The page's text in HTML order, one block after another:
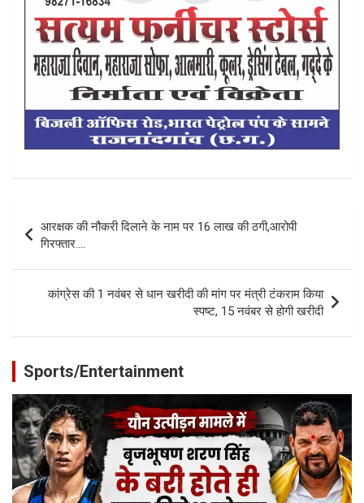
navigation
आरक्षक की नौकरी दिलाने के नाम पर 16 लाख की ठगी,आरोपी
गिरफ्तार….
कांग्रेस की 1 नवंबर से धान खरीदी की मांग पर मंत्री टंकराम किया
स्पष्ट, 15 नवंबर से होगी खरीदी
Sports/Entertainment